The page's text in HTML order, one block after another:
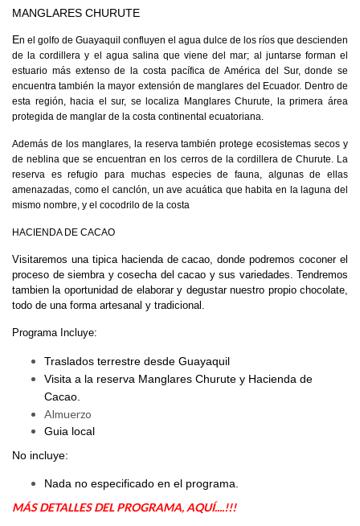
MANGLARES CHURUTE
En el golfo de Guayaquil confluyen el agua dulce de los ríos que descienden
de la cordillera y el agua salina que viene del mar; al juntarse forman el
estuario más extenso de la costa pacífica de América del Sur, donde se
encuentra también la mayor extensión de manglares del Ecuador. Dentro de
esta región, hacia el sur, se localiza Manglares Churute, la primera área
protegida de manglar de la costa continental ecuatoriana.
Además de los manglares, la reserva también protege ecosistemas secos y
de neblina que se encuentran en los cerros de la cordillera de Churute. La
reserva es refugio para muchas especies de fauna, algunas de ellas
amenazadas, como el canclón, un ave acuática que habita en la laguna del
mismo nombre, y el cocodrilo de la costa
HACIENDA DE CACAO
Visitaremos una tipica hacienda de cacao, donde podremos coconer el
proceso de siembra y cosecha del cacao y sus variedades. Tendremos
tambien la oportunidad de elaborar y degustar nuestro propio chocolate,
todo de una forma artesanal y tradicional.
Programa Incluye:
Traslados terrestre desde Guayaquil
Visita a la reserva Manglares Churute y Hacienda de
Cacao.
Almuerzo
Guia local
No incluye:
Nada no especificado en el programa.
MÁS DETALLES DEL PROGRAMA, AQUÍ....!!!